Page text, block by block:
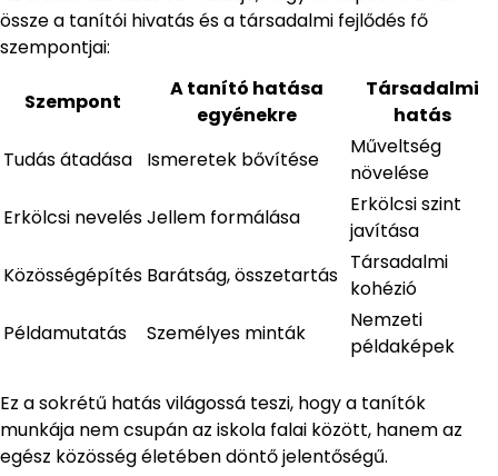
össze a tanítói hivatás és a társadalmi fejlődés fő
szempontjai:
Szempont
A tanító hatása
egyénekre
Társadalmi
hatás
Tudás átadása
Ismeretek bővítése
Műveltség
növelése
Erkölcsi nevelésJellem formálása
Erkölcsi szint
javítása
Közösségépítés Barátság, összetartás
Társadalmi
kohézió
Példamutatás
Személyes minták
Nemzeti
példaképek
Ez a sokrétű hatás világossá teszi, hogy a tanítók
munkája nem csupán az iskola falai között, hanem az
egész közösség életében döntő jelentőségű.